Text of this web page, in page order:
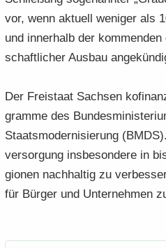
vor, wenn ak­tu­ell we­ni­ger als
und in­ner­halb der
schaft­li­cher Aus­bau
Der Frei­staat Sach­sen
gram­me des
Staats­mo­der­ni­sie­rung
ver­sor­gung ins­be­son­de­re in
gio­nen nach­hal­tig zu
für Bür­ger und Un­ter­neh­men